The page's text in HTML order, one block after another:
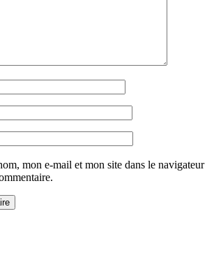
mon e-mail et mon site dans le navigateur